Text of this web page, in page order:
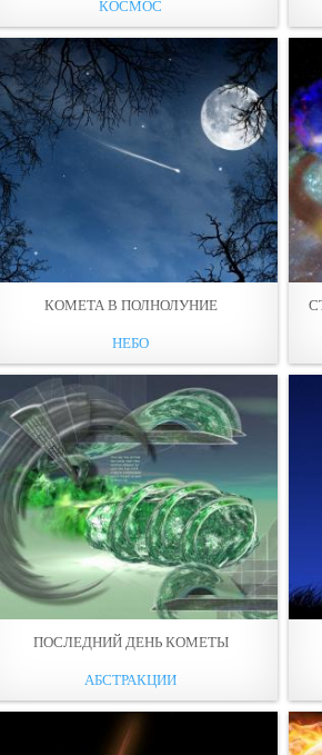
КОСМОС
КОМЕТА В ПОЛНОЛУНИЕ
НЕБО
ПОСЛЕДНИЙ ДЕНЬ КОМЕТЫ
АБСТРАКЦИИ